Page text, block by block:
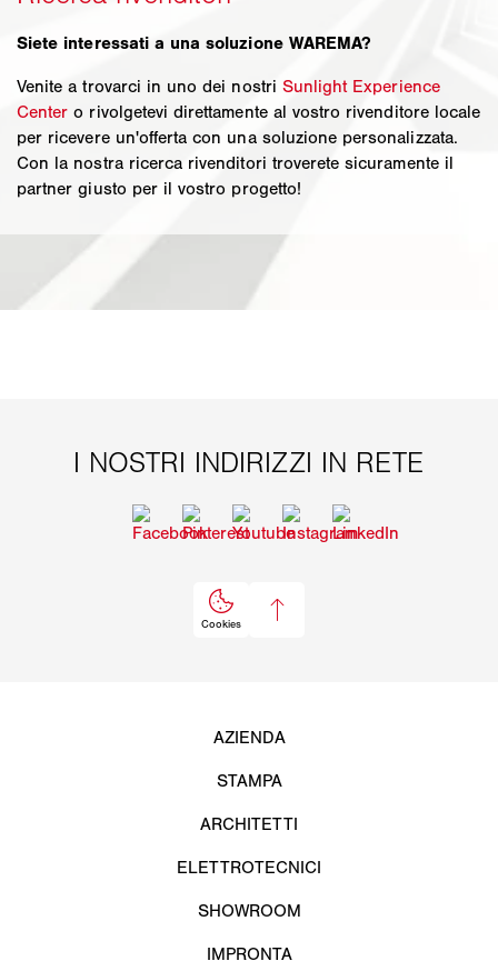
Siete interessati a una soluzione WAREMA?
Venite a trovarci in uno dei nostri Sunlight Experience
Center o rivolgetevi direttamente al vostro rivenditore locale
per ricevere un'offerta con una soluzione personalizzata.
Con la nostra ricerca rivenditori troverete sicuramente il
partner giusto per il vostro progetto!